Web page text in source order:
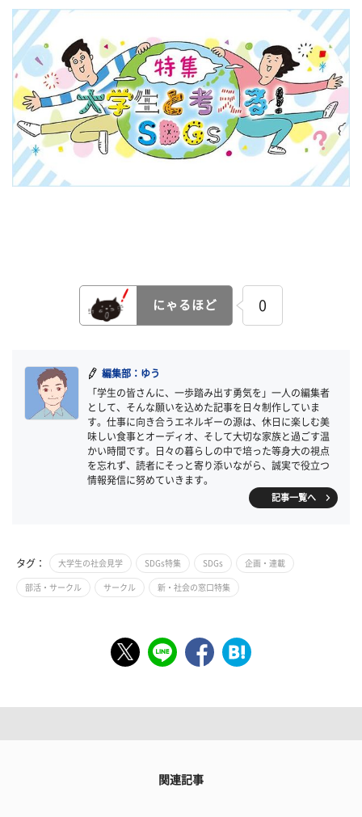
にゃるほど 0
編集部：ゆう
「学生の皆さんに、一歩踏み出す勇気を」一人の編集者
として、そんな願いを込めた記事を日々制作していま
す。仕事に向き合うエネルギーの源は、休日に楽しむ美
味しい食事とオーディオ、そして大切な家族と過ごす温
かい時間です。日々の暮らしの中で培った等身大の視点
を忘れず、読者にそっと寄り添いながら、誠実で役立つ
情報発信に努めていきます。
記事一覧へ
タグ： 大学生の社会見学 SDGs特集 SDGs 企画・連載
部活・サークル サークル 新・社会の窓口特集
関連記事